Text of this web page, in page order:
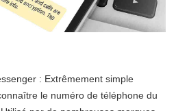
: Extrêmement simple
le numéro de téléphone du